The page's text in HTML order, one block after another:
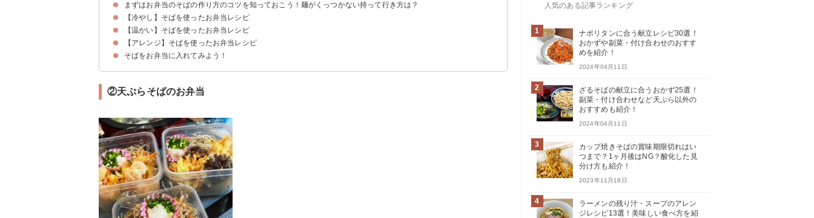
まずはお弁当のそばの作り方のコツを知っておこう！麺がくっつかない持って行き方は？
①そばの麺がくっつかない・固まらないコツ
②つゆはスープジャーなどの容器にいれる
③麺は一口サイズで薬味と分けて詰める
④前日に作り置きしたら冷蔵庫で保存する
【冷やし】そばを使ったお弁当レシピ
①ざるそば風弁当
②天ぷらそばのお弁当
③さっぱりした梅干しそば
④おろしそば
⑤ネバネバ蕎麦
⑥たぬきとろろそば
⑦彩りを良くしたざるそばのお弁当
⑧肉巻きおにぎりでボリューム満点のそば弁当
【温かい】そばを使ったお弁当レシピ
①鴨南蛮そば
②瓦そばで作るお弁当
③炒めきのこのみぞれそば
【アレンジ】そばを使ったお弁当レシピ
①そば寿司
②そばいなり
③ナムル風そば
④サラダそば
そばをお弁当に入れてみよう！
②天ぷらそばのお弁当
人気のある記事ランキング
1
ナポリタンに合う献立レシピ30選！
おかずや副菜・付け合わせのおすす
めを紹介！
2024年04月11日
2
ざるそばの献立に合うおかず25選！
副菜・付け合わせなど天ぷら以外の
おすすめも紹介！
2024年04月11日
3
カップ焼きそばの賞味期限切れはい
つまで？1ヶ月後はNG？酸化した見
分け方も紹介！
2023年11月18日
4
ラーメンの残り汁・スープのアレン
ジレシピ13選！美味しい食べ方を紹